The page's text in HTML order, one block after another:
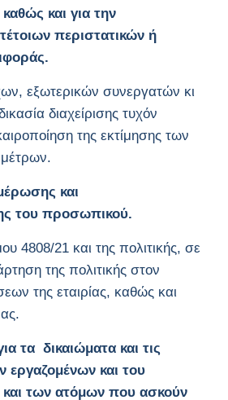
και για την
περιστατικών ή
εξωτερικών συνεργατών κι
διαχείρισης τυχόν
της εκτίμησης των
και
του προσωπικού.
4808/21 και της πολιτικής, σε
της πολιτικής στον
της εταιρίας, καθώς και
τα δικαιώματα και τις
εργαζομένων και του
των ατόμων που ασκούν